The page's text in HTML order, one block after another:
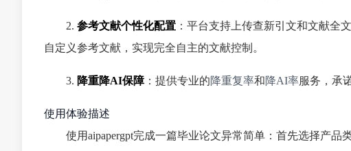
2. 参考文献个性化配置 ：平台支持上传查新引文和文献全
自定义参考文献，实现完全自主的文献控制。
3. 降重降AI保障：提供专业的降重复率和降AI率服务，承
使用体验描述
使用aipapergpt完成一篇毕业论文异常简单：首先选择产